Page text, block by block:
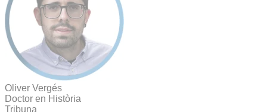
Oliver Vergés
Doctor en Història
Tribuna